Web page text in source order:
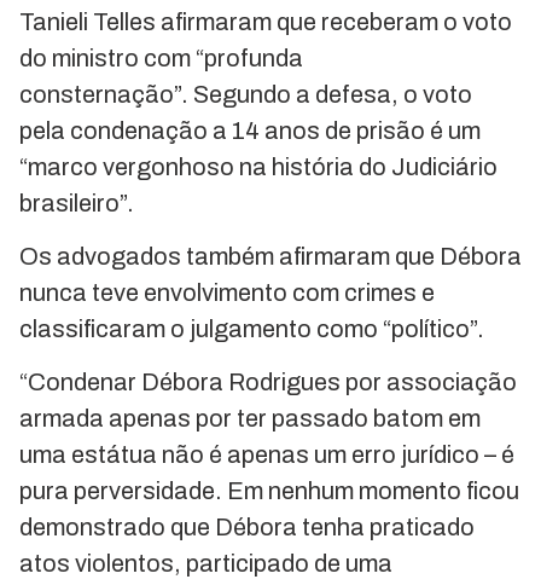
Tanieli Telles afirmaram que receberam o voto
do ministro com “profunda
consternação”. Segundo a defesa, o voto
pela condenação a 14 anos de prisão é um
“marco vergonhoso na história do Judiciário
brasileiro”.
Os advogados também afirmaram que Débora
nunca teve envolvimento com crimes e
classificaram o julgamento como “político”.
“Condenar Débora Rodrigues por associação
armada apenas por ter passado batom em
uma estátua não é apenas um erro jurídico – é
pura perversidade. Em nenhum momento ficou
demonstrado que Débora tenha praticado
atos violentos, participado de uma